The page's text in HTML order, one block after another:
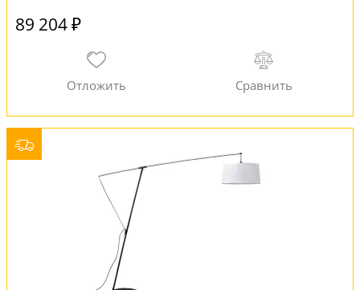
89 204 ₽